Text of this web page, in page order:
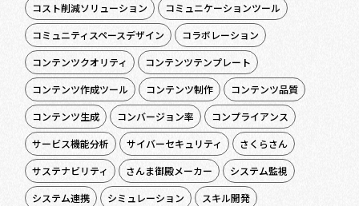
コスト削減ソリューション
コミュニケーションツール
コミュニティスペースデザイン
コラボレーション
コンテンツクオリティ
コンテンツテンプレート
コンテンツ作成ツール
コンテンツ制作
コンテンツ品質
コンテンツ生成
コンバージョン率
コンプライアンス
サービス機能分析
サイバーセキュリティ
さくらさん
サステナビリティ
さんま御殿メーカー
システム監視
システム連携
シミュレーション スキル開発